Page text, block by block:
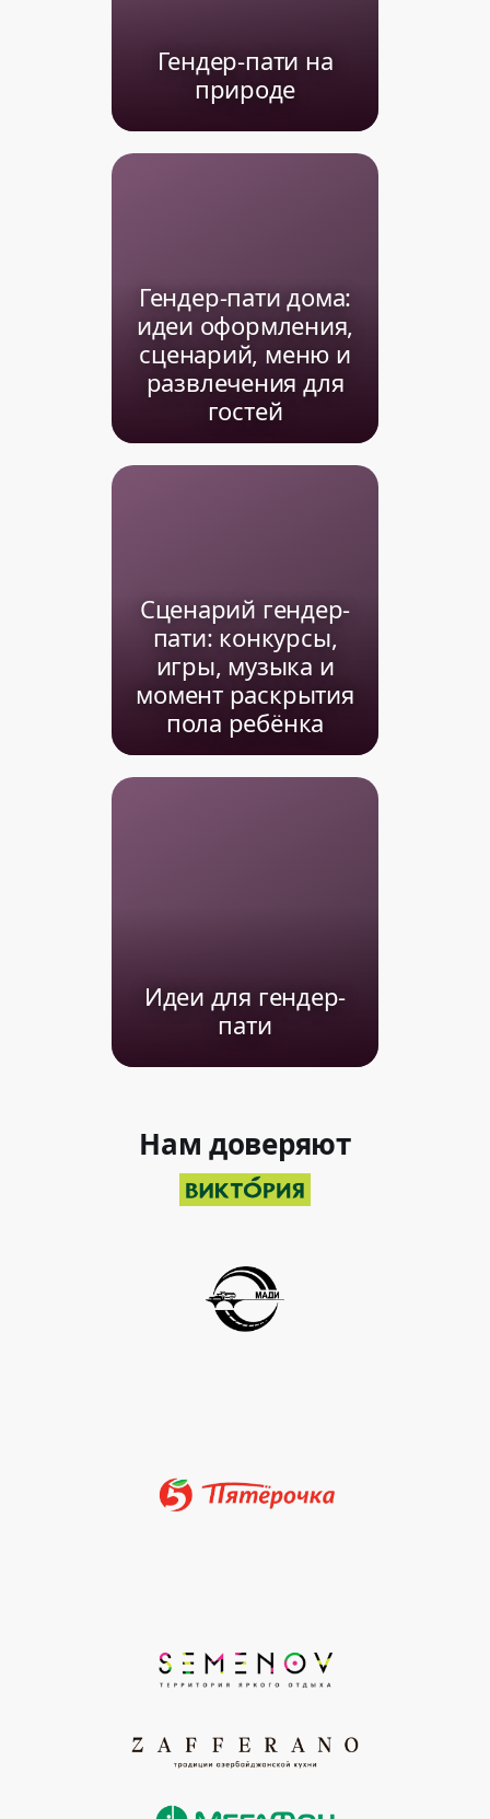
Гендер-пати на
природе
Гендер-пати дома:
идеи оформления,
сценарий, меню и
развлечения для
гостей
Сценарий гендер-
пати: конкурсы,
игры, музыка и
момент раскрытия
пола ребёнка
Идеи для гендер-
пати
Нам доверяют